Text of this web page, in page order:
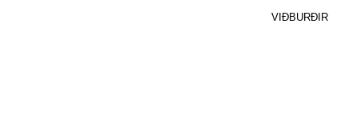
VIÐBURÐIR